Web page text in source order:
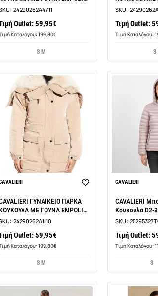
LA609
24290262A4711
Outlet: 59,95€
Καταλόγου: 199,80€
S M
COLLECTION
SKU:
Τιμή Outlet:
Τιμή Καταλόγου:
S
ΓΥΝΑΙΚΕΙΟ ΠΑΡΚΑ
ΚΟΥΚΟΥΛΑ ΜΕ ΓΟΥΝΑ EMPOLI
LA609
24290262A1110
Outlet: 59,95€
Καταλόγου: 199,80€
S M
CAVALIERI
CAVALIERI
Κουκούλα D2-
SKU:
Τιμή Outlet:
Τιμή Καταλόγου:
S